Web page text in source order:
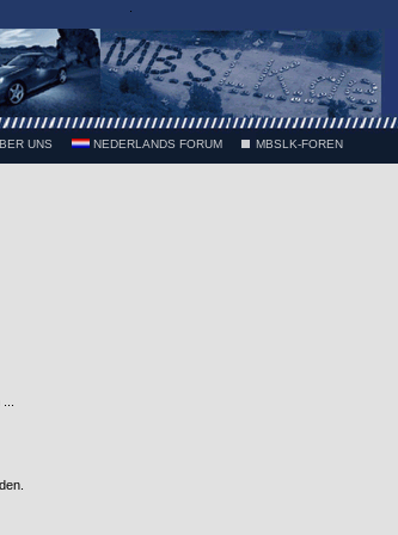
UNS NEDERLANDS FORUM MBSLK-FOREN